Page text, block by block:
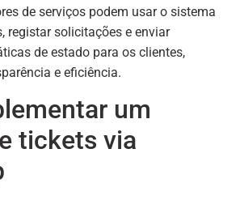
de serviços podem usar o sistema
registar solicitações e enviar
de estado para os clientes,
e eficiência.
um
tickets via